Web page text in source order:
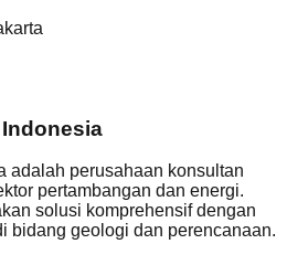
adalah perusahaan konsultan
pertambangan dan energi.
solusi komprehensif dengan
bidang geologi dan perencanaan.